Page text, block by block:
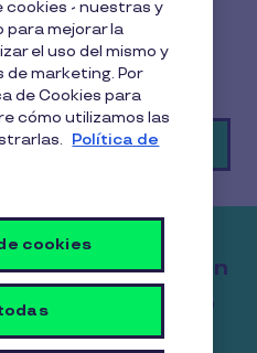
tiene para ti.
más?
por WhatsApp!
y obtén
ahorro tributario
- nuestras y
para mejorar la
el uso del mismo y
marketing. Por
de Cookies para
cómo utilizamos las
Política de
cookies